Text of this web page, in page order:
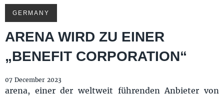
GERMANY
ARENA WIRD ZU EINER
„BENEFIT CORPORATION“
07 December 2023
arena, einer der weltweit führenden Anbieter von